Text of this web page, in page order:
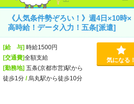
《人気条件勢ぞろい！》週4日×10時×
高時給！データ入力！五条[派遣]
[給 与]時給1500円
[交通費]全額支給
[勤務地]五条(京都市営)駅から
徒歩1分/ 烏丸駅から徒歩10分
気になる！